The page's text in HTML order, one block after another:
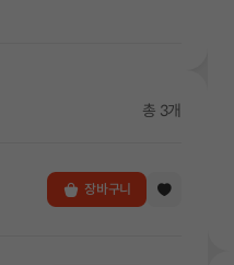
총 3개
장바구니